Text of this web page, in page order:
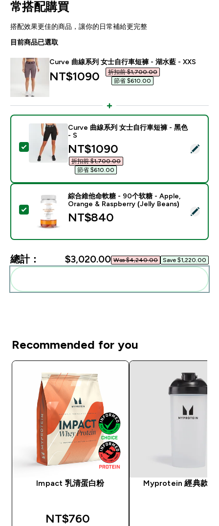
常搭配購買
搭配效果更佳的商品，讓你的日常補給更完整
目前商品已選取
Curve 曲線系列 女士自行車短褲 - 湖水藍 - XXS
discounted price
NT$1090‎
折扣前 $1,700.00‎
節省 $610.00‎
選取此商品 - Curve 曲線系列 女士自行車短褲 - 黑色 -
Curve 曲線系列 女士自行車短褲 - 黑色
- S
discounted price
NT$1090‎
折扣前 $1,700.00‎
節省 $610.00‎
選取此商品 - 綜合維他命軟糖 - 90个软糖 - Apple,
綜合維他命軟糖 - 90个软糖 - Apple,
Orange & Raspberry (Jelly Beans)
NT$840‎
總計： $3,020.00‎ Was $4,240.00‎ Save $1,220.00‎
Recommended for you
Impact 乳清蛋白粉
discounted price
NT$760‎
Myprotein 經典款搖